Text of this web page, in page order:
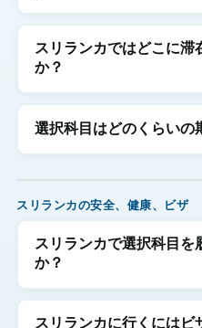
スリランカではどこに滞
か？
選択科目はどのくらいの
スリランカの安全、健康、ビザ
スリランカで選択科目を
か？
スリランカに行くにはビ